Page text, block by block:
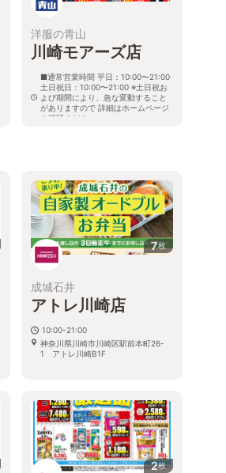
洋服の青山
川崎モアーズ店
■通常営業時間 平日：10:00〜21:00
土日祝日：10:00〜21:00 ※土日祝お
よび期間により、急な変動すること
がありますので 詳細はホームページ
を確認ください
7枚
成城石井
アトレ川崎店
10:00-21:00
神奈川県川崎市川崎区駅前本町26-
1 アトレ川崎B1F
2枚